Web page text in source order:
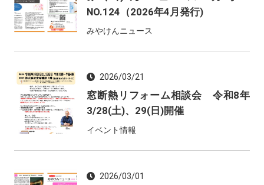
NO.124（2026年4月発行)
みやけんニュース
2026/03/21
窓断熱リフォーム相談会 令和8年
3/28(土)、29(日)開催
イベント情報
2026/03/01